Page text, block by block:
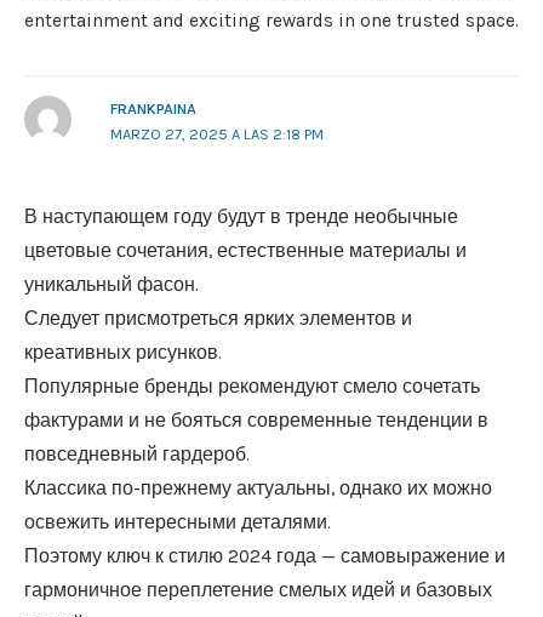
entertainment and exciting rewards in one trusted space.
FRANKPAINA
MARZO 27, 2025 A LAS 2:18 PM
В наступающем году будут в тренде необычные
цветовые сочетания, естественные материалы и
уникальный фасон.
Следует присмотреться ярких элементов и
креативных рисунков.
Популярные бренды рекомендуют смело сочетать
фактурами и не бояться современные тенденции в
повседневный гардероб.
Классика по-прежнему актуальны, однако их можно
освежить интересными деталями.
Поэтому ключ к стилю 2024 года — самовыражение и
гармоничное переплетение смелых идей и базовых